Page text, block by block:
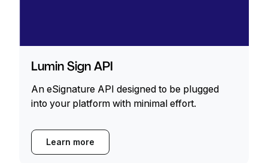
Lumin Sign API
An eSignature API designed to be plugged
into your platform with minimal effort.
Learn more